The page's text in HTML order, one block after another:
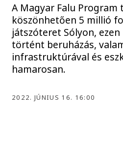
A Magyar Falu
köszönhetően 5 millió
játszóteret Sólyon,
történt beruházás,
infrastruktúrával és
hamarosan.
2022. JÚNIUS 16. 16:00